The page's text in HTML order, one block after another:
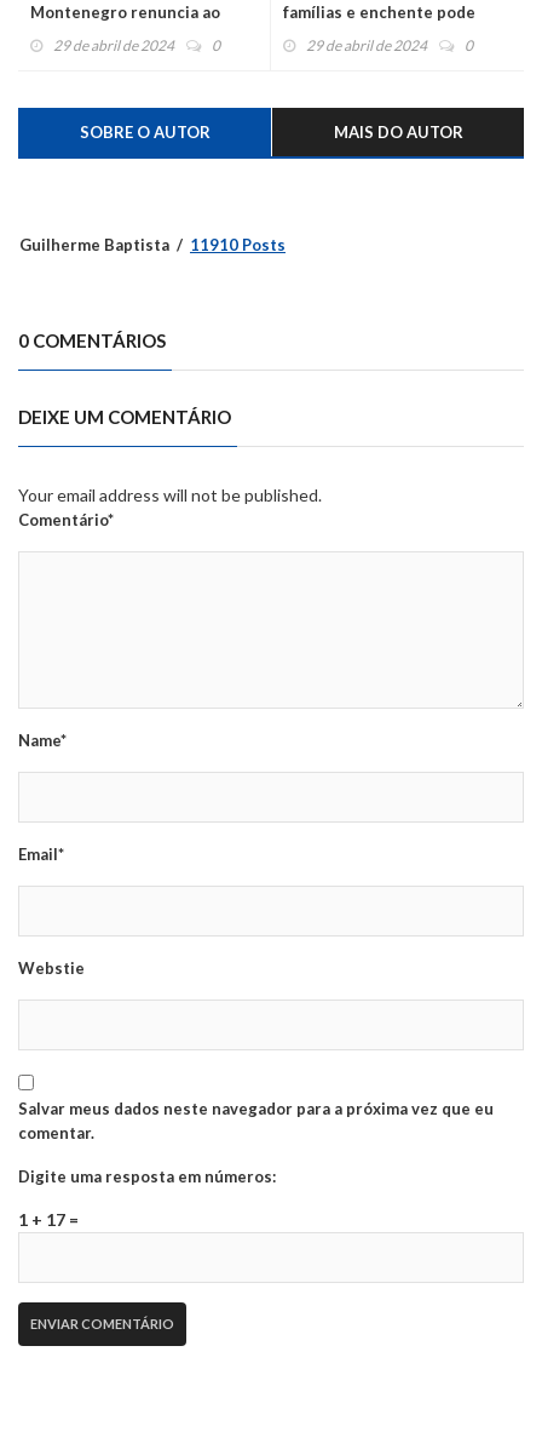
Montenegro renuncia ao
cargo29 de abril de 2024 0
famílias e enchente pode
iniciar durante a madrugada
29 de abril de 2024 0
SOBRE O AUTOR MAIS DO AUTOR
Guilherme Baptista 11910 Posts
0 COMENTÁRIOS
DEIXE UM COMENTÁRIO
Your email address will not be published.
Comentário*
Name*
Email*
Webstie
Salvar meus dados neste navegador para a próxima vez que eu
comentar.
Digite uma resposta em números:
1 + 17 =